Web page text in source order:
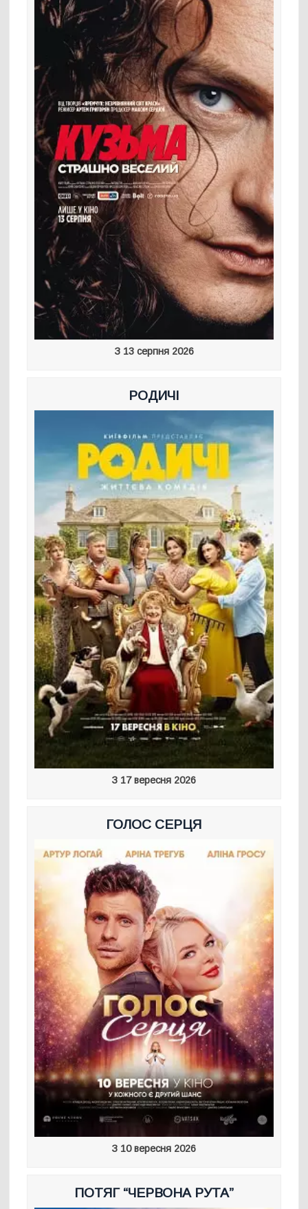
З 13 серпня 2026
РОДИЧІ
З 17 вересня 2026
ГОЛОС СЕРЦЯ
З 10 вересня 2026
ПОТЯГ “ЧЕРВОНА РУТА”